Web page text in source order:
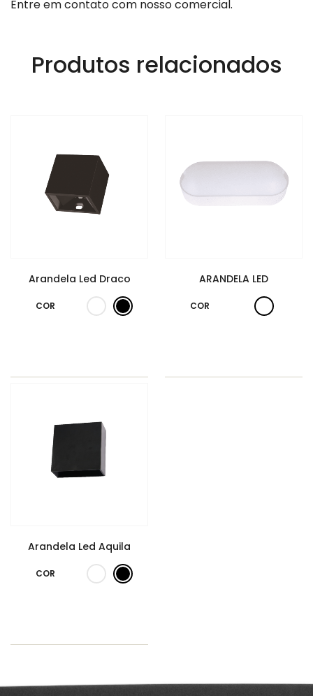
Entre em contato com nosso comercial.
Produtos relacionados
Arandela Led Draco
COR
ARANDELA LED
COR
Arandela Led Aquila
COR